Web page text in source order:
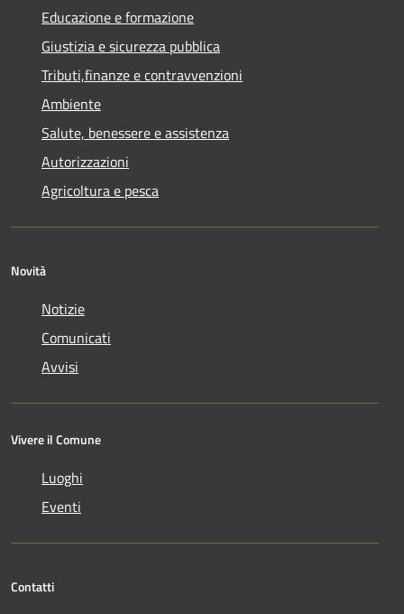
Educazione e formazione
Giustizia e sicurezza pubblica
Tributi,finanze e contravvenzioni
Ambiente
Salute, benessere e assistenza
Autorizzazioni
Agricoltura e pesca
Novità
Notizie
Comunicati
Avvisi
Vivere il Comune
Luoghi
Eventi
Contatti